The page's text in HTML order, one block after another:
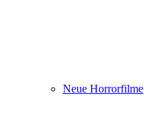
Neue Horrorfilme